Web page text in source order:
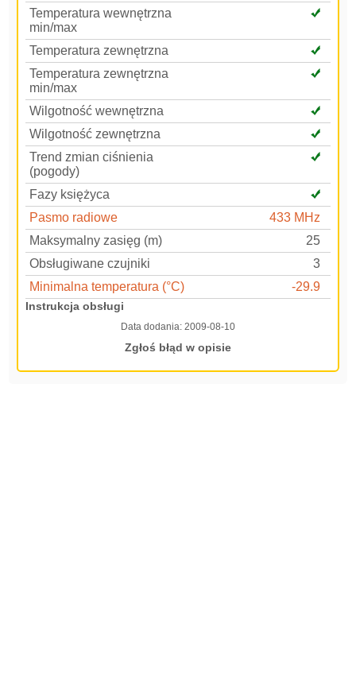
Temperatura wewnętrzna
min/max
Temperatura zewnętrzna
Temperatura zewnętrzna
min/max
Wilgotność wewnętrzna
Wilgotność zewnętrzna
Trend zmian ciśnienia
(pogody)
Fazy księżyca
Pasmo radiowe
433 MHz
Maksymalny zasięg (m)
25
Obsługiwane czujniki
3
Minimalna temperatura (°C)
-29.9
Instrukcja obsługi
Data dodania: 2009-08-10
Zgłoś błąd w opisie